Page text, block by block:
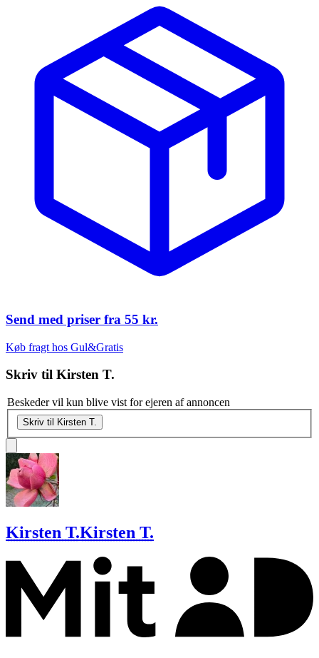
Send med priser fra 55 kr.
Køb fragt hos Gul&Gratis
Skriv til Kirsten T.
Beskeder vil kun blive vist for ejeren af annoncen
Skriv til Kirsten T.
Kirsten T.Kirsten T.